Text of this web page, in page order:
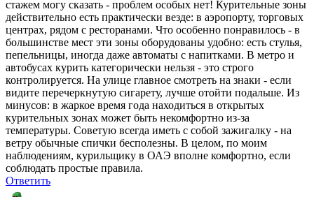
стажем могу сказать - проблем особых нет! Курительные зоны
действительно есть практически везде: в аэропорту, торговых
центрах, рядом с ресторанами. Что особенно понравилось - в
большинстве мест эти зоны оборудованы удобно: есть стулья,
пепельницы, иногда даже автоматы с напитками. В метро и
автобусах курить категорически нельзя - это строго
контролируется. На улице главное смотреть на знаки - если
видите перечеркнутую сигарету, лучше отойти подальше. Из
минусов: в жаркое время года находиться в открытых
курительных зонах может быть некомфортно из-за
температуры. Советую всегда иметь с собой зажигалку - на
ветру обычные спички бесполезны. В целом, по моим
наблюдениям, курильщику в ОАЭ вполне комфортно, если
соблюдать простые правила.
Ответить